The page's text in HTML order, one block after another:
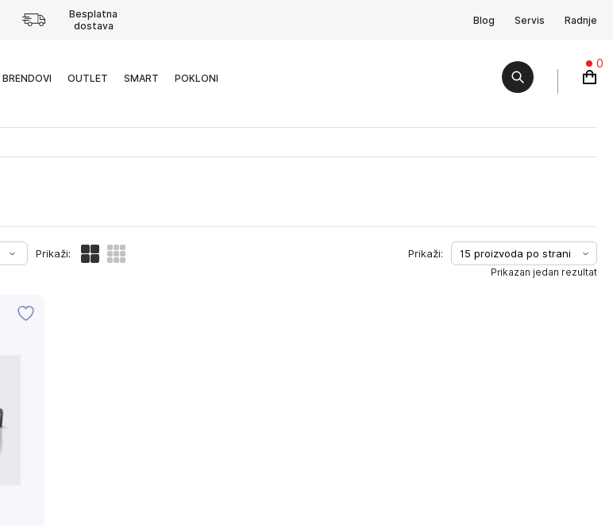
Besplatna
dostava
Blog Servis Radnje
BRENDOVI OUTLET SMART POKLONI
0
Prikaži:
Prikazan jedan rezultat